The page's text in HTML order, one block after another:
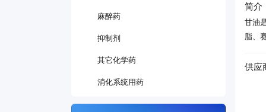
麻醉药
抑制剂
其它化学药
消化系统用药
简介
甘油
脂、
供应